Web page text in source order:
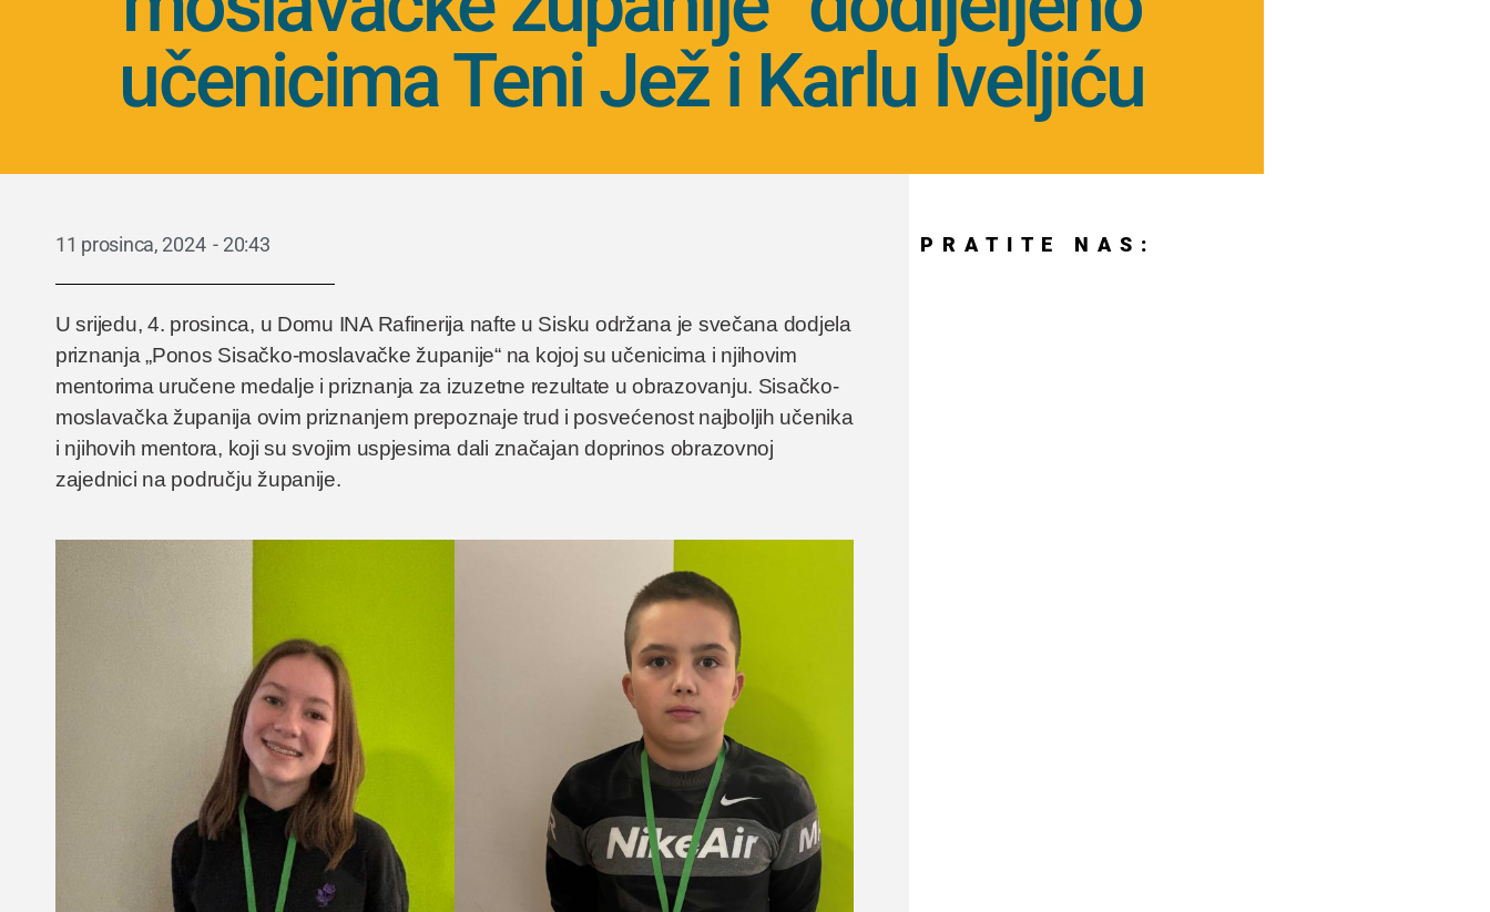
učenicima Teni Jež i Karlu Iveljiću
11 prosinca, 2024 - 20:43
U srijedu, 4. prosinca, u Domu INA Rafinerija nafte u Sisku održana je svečana dodjela
priznanja „Ponos Sisačko-moslavačke županije“ na kojoj su učenicima i njihovim
mentorima uručene medalje i priznanja za izuzetne rezultate u obrazovanju. Sisačko-
moslavačka županija ovim priznanjem prepoznaje trud i posvećenost najboljih učenika
i njihovih mentora, koji su svojim uspjesima dali značajan doprinos obrazovnoj
zajednici na području županije.
PRATITE NAS: